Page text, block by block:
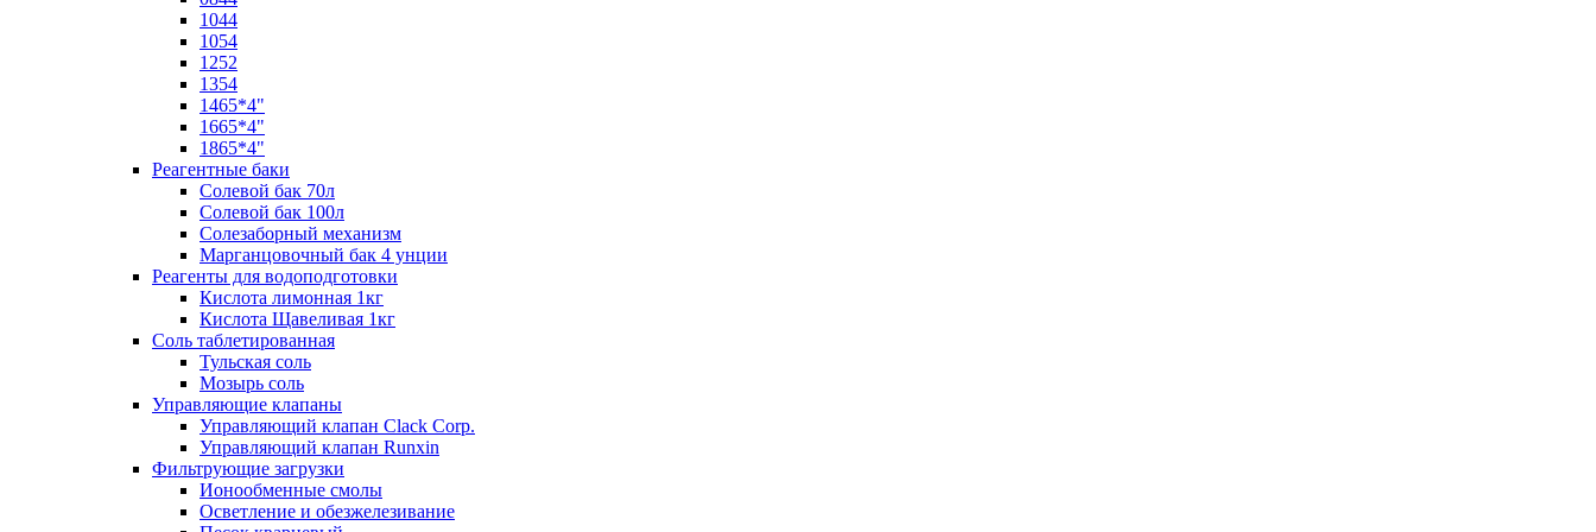
1044
1054
1252
1354
1465*4"
1665*4"
1865*4"
Реагентные баки
Солевой бак 70л
Солевой бак 100л
Солезаборный механизм
Марганцовочный бак 4 унции
Реагенты для водоподготовки
Кислота лимонная 1кг
Кислота Щавеливая 1кг
Соль таблетированная
Тульская соль
Мозырь соль
Управляющие клапаны
Управляющий клапан Clack Corp.
Управляющий клапан Runxin
Фильтрующие загрузки
Ионообменные смолы
Осветление и обезжелезивание